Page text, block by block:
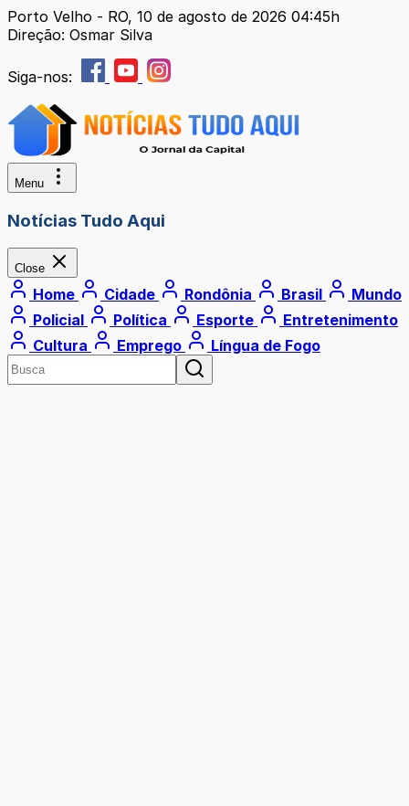
Porto Velho - RO, 10 de agosto de 2026 04:45h
Direção: Osmar Silva
Siga-nos:
Menu
Notícias Tudo Aqui
Close
Home Cidade Rondônia Brasil
Mundo
Policial
Política Esporte
Entretenimento
Cultura
Emprego Língua de Fogo